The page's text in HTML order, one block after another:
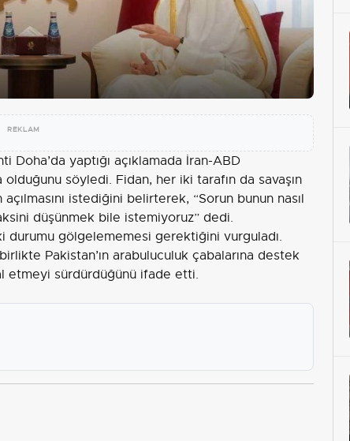
REKLAM
Doha’da yaptığı açıklamada İran-ABD
söyledi. Fidan, her iki tarafın da savaşın
istediğini belirterek, “Sorun bunun nasıl
düşünmek bile istemiyoruz” dedi.
durumu gölgelememesi gerektiğini vurguladı.
Pakistan’ın arabuluculuk çabalarına destek
etmeyi sürdürdüğünü ifade etti.